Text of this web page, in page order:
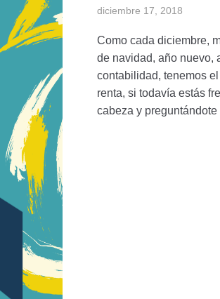
diciembre 17, 2018
Como cada diciembre,
de navidad, año nuevo,
contabilidad, tenemos
renta, si todavía estás
cabeza y